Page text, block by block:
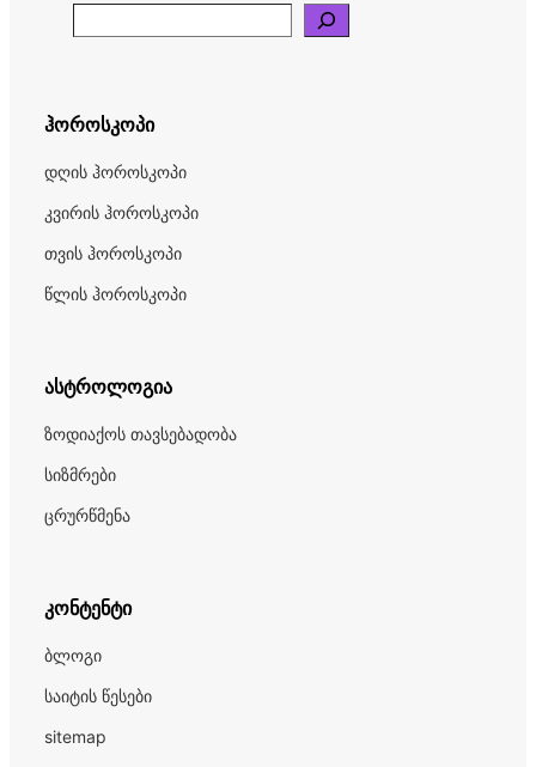
ჰოროსკოპი
დღის ჰოროსკოპი
კვირის ჰოროსკოპი
თვის ჰოროსკოპი
წლის ჰოროსკოპი
ასტროლოგია
ზოდიაქოს თავსებადობა
სიზმრები
ცრურწმენა
კონტენტი
ბლოგი
საიტის წესები
sitemap